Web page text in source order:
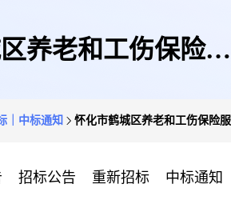
养老和工伤保险服
｜中标通知 怀化市鹤城区养老和工伤保险
招标公告 重新招标 中标通知